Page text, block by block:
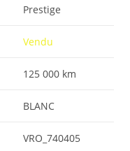
Prestige
Vendu
125 000 km
BLANC
VRO_740405